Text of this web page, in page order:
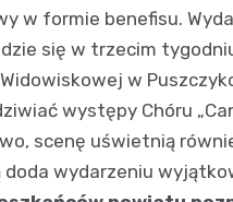
w formie benefisu.
się w trzecim
w
występy Chóru
scenę uświetnią
doda wydarzeniu